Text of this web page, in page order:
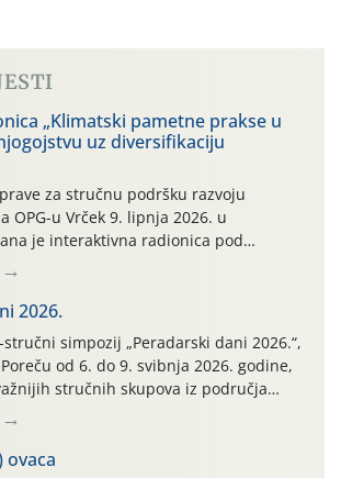
„Klimatski pametne prakse u
uz diversifikaciju
za stručnu podršku razvoju
OPG-u Vrček 9. lipnja 2026. u
je interaktivna radionica pod
pametne prakse u ratarstvu i
diversifikaciju proizvodnje”. Radionica je
međunarodnog projekta Climate
te stručnih radnih skupina „Klima i
Ovaj demonstracijski događaj, […]
2026.
stručni simpozij „Peradarski dani 2026.“,
od 6. do 9. svibnja 2026. godine,
stručnih skupova iz područja
i široj regiji.
ovaca